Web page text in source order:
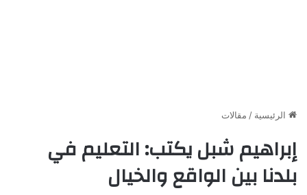
الرئيسية / مقالات
إبراهيم شبل يكتب: التعليم في
بلدنا بين الواقع والخيال